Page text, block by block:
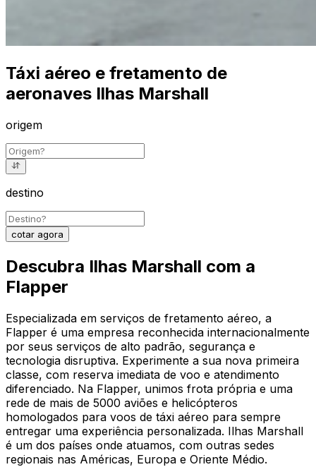
Táxi aéreo e fretamento de
aeronaves Ilhas Marshall
origem
destino
cotar agora
Descubra Ilhas Marshall com a
Flapper
Especializada em serviços de fretamento aéreo, a
Flapper é uma empresa reconhecida internacionalmente
por seus serviços de alto padrão, segurança e
tecnologia disruptiva. Experimente a sua nova primeira
classe, com reserva imediata de voo e atendimento
diferenciado. Na Flapper, unimos frota própria e uma
rede de mais de 5000 aviões e helicópteros
homologados para voos de táxi aéreo para sempre
entregar uma experiência personalizada. Ilhas Marshall
é um dos países onde atuamos, com outras sedes
regionais nas Américas, Europa e Oriente Médio.